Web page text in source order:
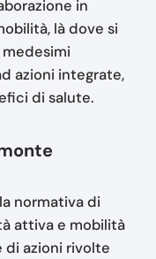
in
là dove si
azioni integrate,
di salute.
normativa di
attiva e mobilità
di azioni rivolte